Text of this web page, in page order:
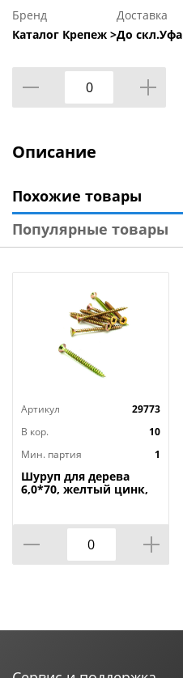
Бренд
Каталог Крепеж >
Доставка
До
Описание
Похожие товары
Популярные товары
Артикул
29773
В кор.
10
Мин. партия
1
Шуруп для дерева
6,0*70, желтый цинк,